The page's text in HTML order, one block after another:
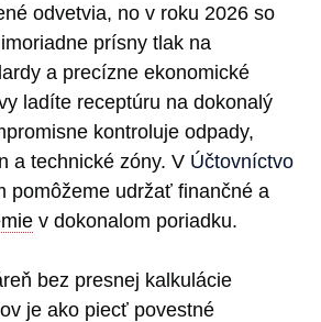
odvetvia, no v roku 2026 so
prísny tlak na
a precízne ekonomické
ladíte receptúru na dokonalý
kontroluje odpady,
a technické zóny. V Účtovníctvo
pomôžeme udržať finančné a
v dokonalom poriadku.
bez presnej kalkulácie
je ako piecť povestné